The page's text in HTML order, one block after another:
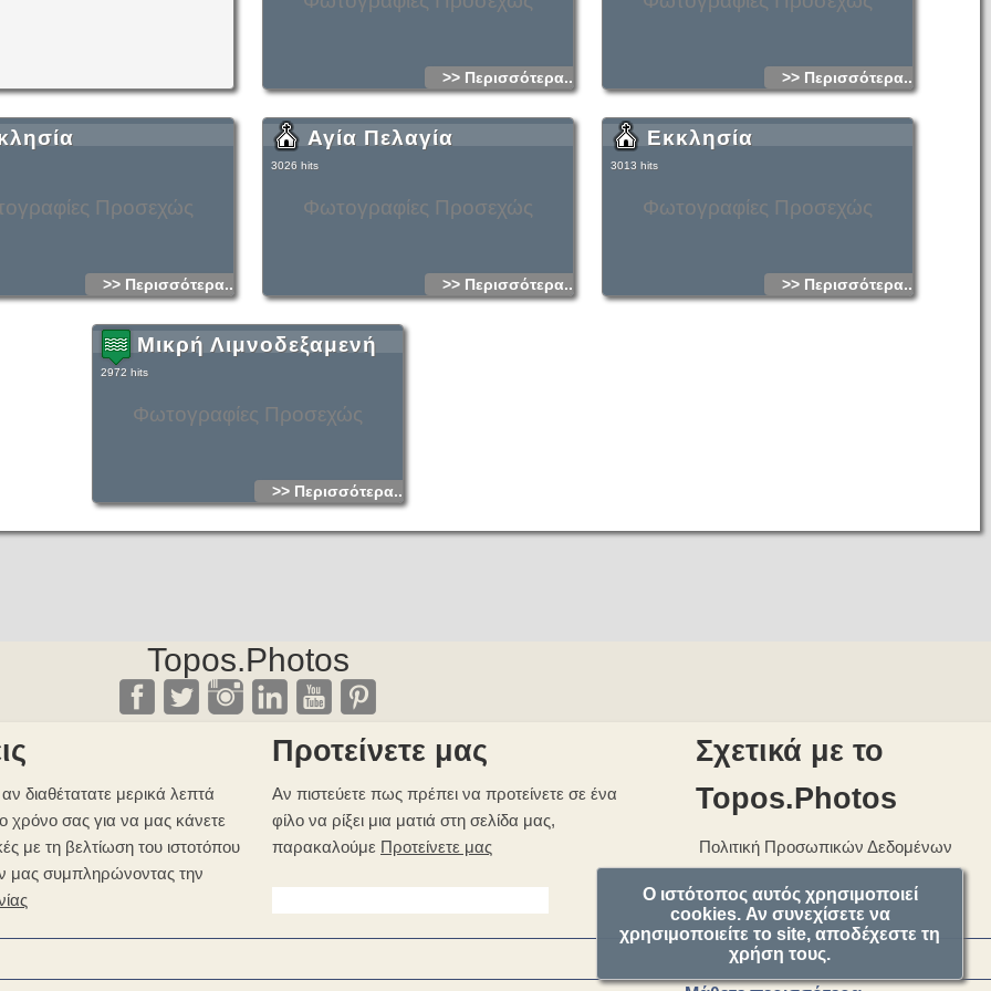
>> Περισσότερα... >> Περισσότερα...
Προσεχώς
>> Περισσότερα...
Φωτογραφίες Προσεχώς
Αγία Πελαγία
3026 hits
>> Περισσότερα...
Φωτογραφίες Προσεχώς
Εκκλησία
3013 hits
>> Περισσότερα...
Φωτογραφίες Προσεχώς
Μικρή Λιμνοδεξαμενή
2972 hits
>> Περισσότερα...
Topos.Photos
διαθέτατατε μερικά λεπτά
χρόνο σας για να μας κάνετε
με τη βελτίωση του ιστοτόπου
μας συμπληρώνοντας την
Προτείνετε μας
Αν πιστεύετε πως πρέπει να προτείνετε σε ένα
φίλο να ρίξει μια ματιά στη σελίδα μας,
παρακαλούμε Προτείνετε μας
Σχετικά με το
Topos.Photos
Πολιτική Προσωπικών Δεδομένων
Ο ιστότοπος αυτός χρησιμοποιεί
cookies. Αν συνεχίσετε να
χρησιμοποιείτε το site, αποδέχεστε τη
χρήση τους.